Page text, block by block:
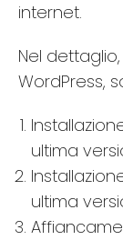
internet.
Nel
WordPress,
ultima
ultima